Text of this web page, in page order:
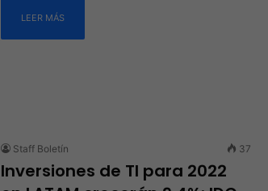
LEER MÁS
Staff Boletín 37
Inversiones de TI para 2022